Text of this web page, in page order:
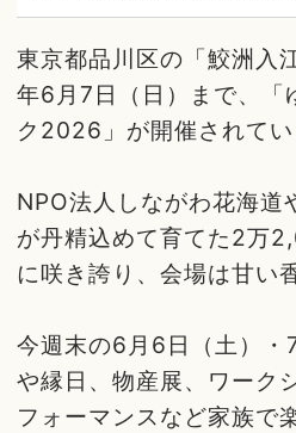
東京都品川区の「鮫洲入
年6月7日（日）まで、「
ク2026」が開催されてい
NPO法人しながわ花海道
が丹精込めて育てた2万
に咲き誇り、会場は甘い
今週末の6月6日（土）・
や縁日、物産展、ワーク
フォーマンスなど家族で